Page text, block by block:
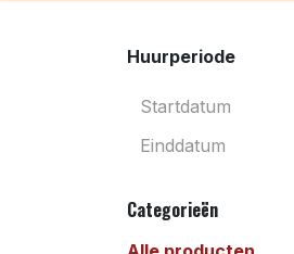
Huurperiode
Categorieën